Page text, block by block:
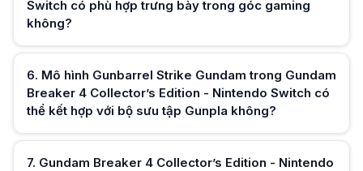
Hữu ích (0)
Switch có phù hợp trưng bày trong góc gaming
không?
Hữu ích (0 )
6. Mô hình Gunbarrel Strike Gundam trong Gundam
Breaker 4 Collector’s Edition - Nintendo Switch có
thể kết hợp với bộ sưu tập Gunpla không?
7. Gundam Breaker 4 Collector’s Edition - Nintendo